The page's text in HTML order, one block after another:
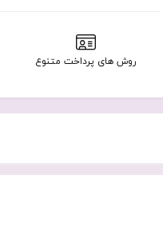
XMFGM352
روش های پرداخت متنوع